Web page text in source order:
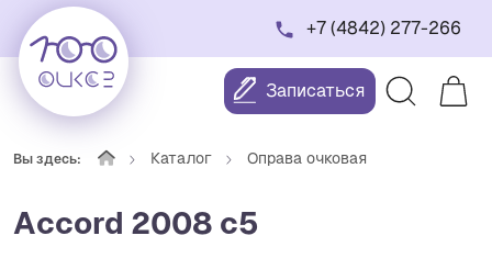
+7 (4842) 277-266
Записаться
Вы здесь: Каталог Оправа очковая
Accord 2008 с5